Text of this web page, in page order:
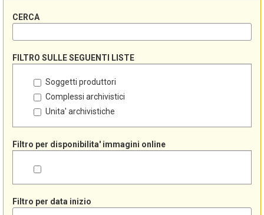
CERCA
FILTRO SULLE SEGUENTI LISTE
Soggetti produttori
Complessi archivistici
Unita' archivistiche
Filtro per disponibilita' immagini online
Filtro per data inizio